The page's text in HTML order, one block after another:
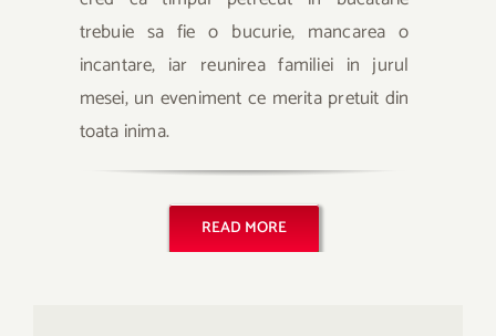
trebuie sa fie o bucurie, mancarea o
incantare, iar reunirea familiei in jurul
mesei, un eveniment ce merita pretuit din
toata inima.
READ MORE